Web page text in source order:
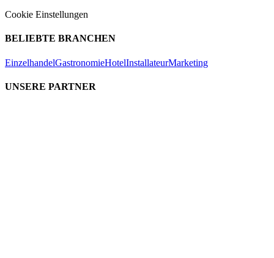
Cookie Einstellungen
BELIEBTE BRANCHEN
EinzelhandelGastronomieHotelInstallateurMarketing
UNSERE PARTNER